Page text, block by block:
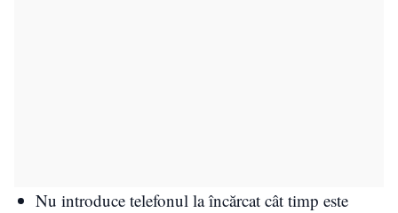
Nu introduce telefonul la încărcat cât timp este